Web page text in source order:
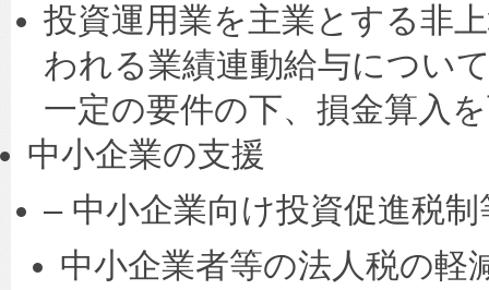
投資運用業を主業とする非
われる業績連動給与につい
一定の要件の下、損金算入
中小企業の支援
– 中小企業向け投資促進税
中小企業者等の法人税の軽